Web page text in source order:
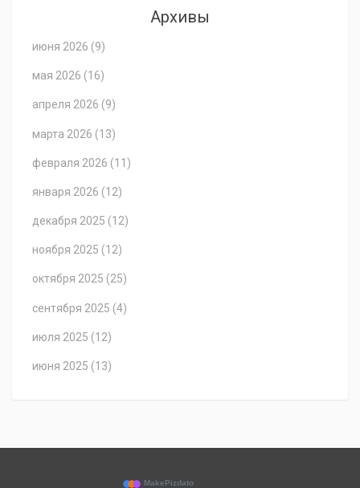
Архивы
июня 2026 (9)
мая 2026 (16)
апреля 2026 (9)
марта 2026 (13)
февраля 2026 (11)
января 2026 (12)
декабря 2025 (12)
ноября 2025 (12)
октября 2025 (25)
сентября 2025 (4)
июля 2025 (12)
июня 2025 (13)